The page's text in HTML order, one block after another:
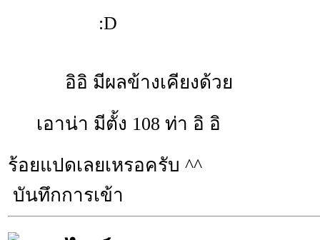
:D
อิอิ มีผลข้างเคียงด้วย
เอาน่า มีตั้ง 108 ท่า อิ อิ
ร้อยแปดเลยเหรอครับ ^^
บันทึกการเข้า